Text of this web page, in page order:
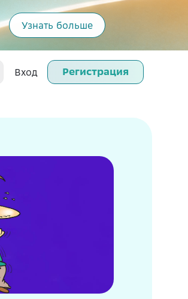
Узнать больше
Вход Регистрация